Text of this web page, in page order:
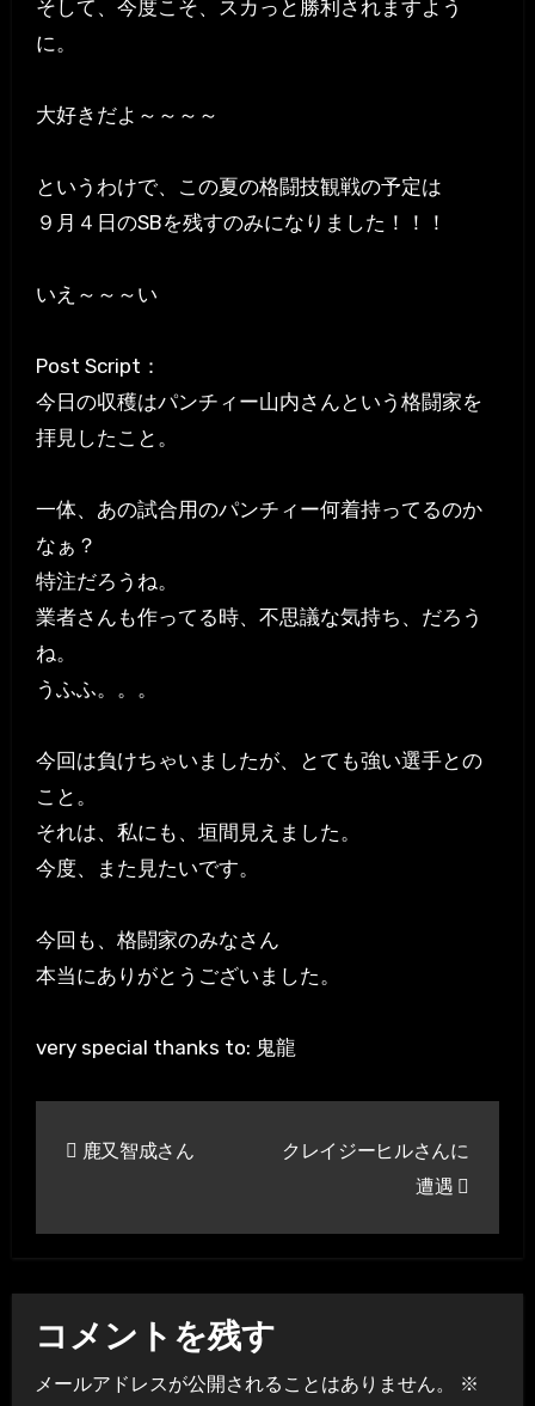
そして、今度こそ、スカっと勝利されますよう
に。
大好きだよ～～～～
というわけで、この夏の格闘技観戦の予定は
９月４日のSBを残すのみになりました！！！
いえ～～～い
Post Script：
今日の収穫はパンチィー山内さんという格闘家を
拝見したこと。
一体、あの試合用のパンチィー何着持ってるのか
なぁ？
特注だろうね。
業者さんも作ってる時、不思議な気持ち、だろう
ね。
うふふ。。。
今回は負けちゃいましたが、とても強い選手との
こと。
それは、私にも、垣間見えました。
今度、また見たいです。
今回も、格闘家のみなさん
本当にありがとうございました。
very special thanks to: 鬼龍
ゲ
ー
鹿又智成さん
クレイジーヒルさんに
遭遇
コメントを残す
メールアドレスが公開されることはありません。
※